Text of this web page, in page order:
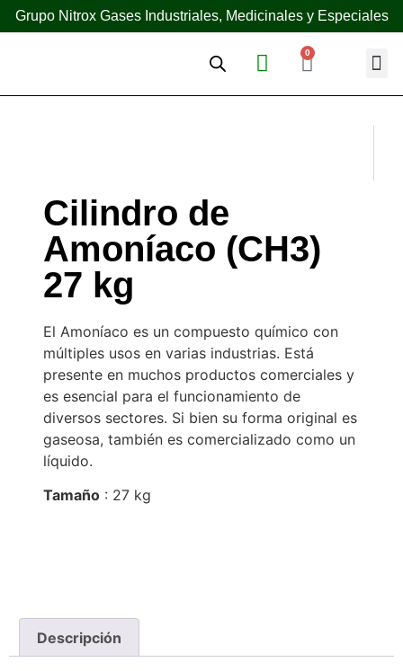
Grupo Nitrox Gases Industriales, Medicinales y Especiales
0
Cilindro de
Amoníaco (CH3)
27 kg
El Amoníaco es un compuesto químico con
múltiples usos en varias industrias. Está
presente en muchos productos comerciales y
es esencial para el funcionamiento de
diversos sectores. Si bien su forma original es
gaseosa, también es comercializado como un
líquido.
Tamaño : 27 kg
Descripción